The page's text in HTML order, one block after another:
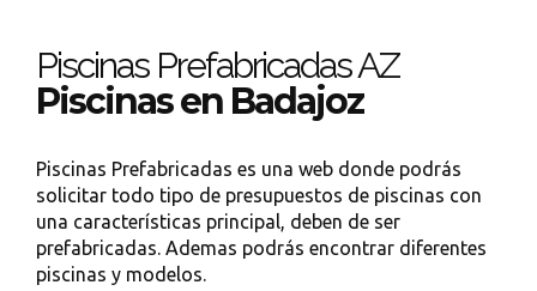
Piscinas Prefabricadas AZ
Piscinas en Badajoz
Piscinas Prefabricadas es una web donde podrás
solicitar todo tipo de presupuestos de piscinas con
una características principal, deben de ser
prefabricadas. Ademas podrás encontrar diferentes
piscinas y modelos.